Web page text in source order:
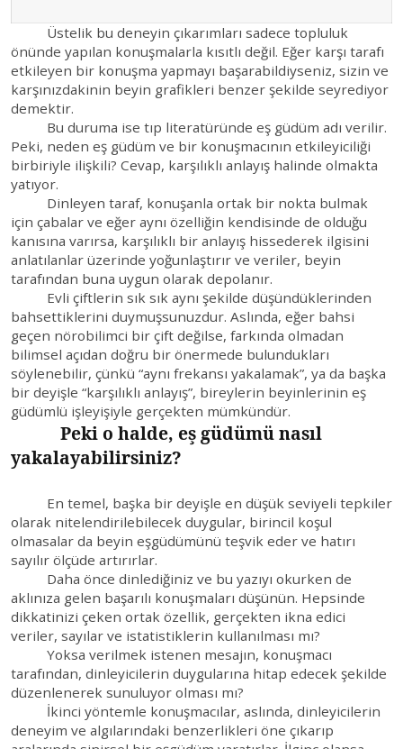
Üstelik bu deneyin çıkarımları sadece topluluk
önünde yapılan konuşmalarla kısıtlı değil. Eğer karşı tarafı
etkileyen bir konuşma yapmayı başarabildiyseniz, sizin ve
karşınızdakinin beyin grafikleri benzer şekilde seyrediyor
demektir.
Bu duruma ise tıp literatüründe eş güdüm adı verilir.
Peki, neden eş güdüm ve bir konuşmacının etkileyiciliği
birbiriyle ilişkili? Cevap, karşılıklı anlayış halinde olmakta
yatıyor.
Dinleyen taraf, konuşanla ortak bir nokta bulmak
için çabalar ve eğer aynı özelliğin kendisinde de olduğu
kanısına varırsa, karşılıklı bir anlayış hissederek ilgisini
anlatılanlar üzerinde yoğunlaştırır ve veriler, beyin
tarafından buna uygun olarak depolanır.
Evli çiftlerin sık sık aynı şekilde düşündüklerinden
bahsettiklerini duymuşsunuzdur. Aslında, eğer bahsi
geçen nörobilimci bir çift değilse, farkında olmadan
bilimsel açıdan doğru bir önermede bulundukları
söylenebilir, çünkü “aynı frekansı yakalamak”, ya da başka
bir deyişle “karşılıklı anlayış”, bireylerin beyinlerinin eş
güdümlü işleyişiyle gerçekten mümkündür.
Peki o halde, eş güdümü nasıl
yakalayabilirsiniz?
En temel, başka bir deyişle en düşük seviyeli tepkiler
olarak nitelendirilebilecek duygular, birincil koşul
olmasalar da beyin eşgüdümünü teşvik eder ve hatırı
sayılır ölçüde artırırlar.
Daha önce dinlediğiniz ve bu yazıyı okurken de
aklınıza gelen başarılı konuşmaları düşünün. Hepsinde
dikkatinizi çeken ortak özellik, gerçekten ikna edici
veriler, sayılar ve istatistiklerin kullanılması mı?
Yoksa verilmek istenen mesajın, konuşmacı
tarafından, dinleyicilerin duygularına hitap edecek şekilde
düzenlenerek sunuluyor olması mı?
İkinci yöntemle konuşmacılar, aslında, dinleyicilerin
deneyim ve algılarındaki benzerlikleri öne çıkarıp